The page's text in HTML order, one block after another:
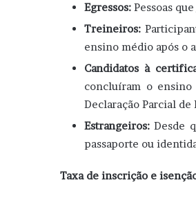
Egressos: Pessoas
Treineiros:
ensino médio após o
Candidatos à
concluíram o
Declaração Parcial
Estrangeiros:Desde
passaporte ou
Taxa de inscrição e